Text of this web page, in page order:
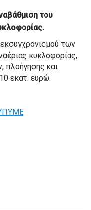
του
των
κυκλοφορίας,
πλοήγησης και
εκατ. ευρώ.